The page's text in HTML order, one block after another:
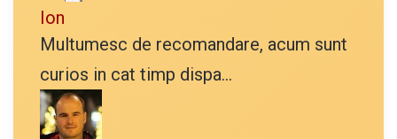
Ion
Multumesc de recomandare, acum sunt
curios in cat timp dispa...